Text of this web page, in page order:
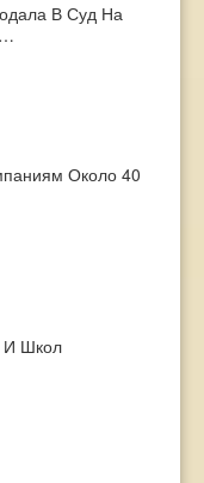
В Суд На
Около 40
И Школ